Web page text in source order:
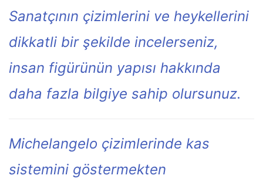
Sanatçının çizimlerini ve heykellerini
dikkatli bir şekilde incelerseniz,
insan figürünün yapısı hakkında
daha fazla bilgiye sahip olursunuz.
Michelangelo çizimlerinde kas
sistemini göstermekten